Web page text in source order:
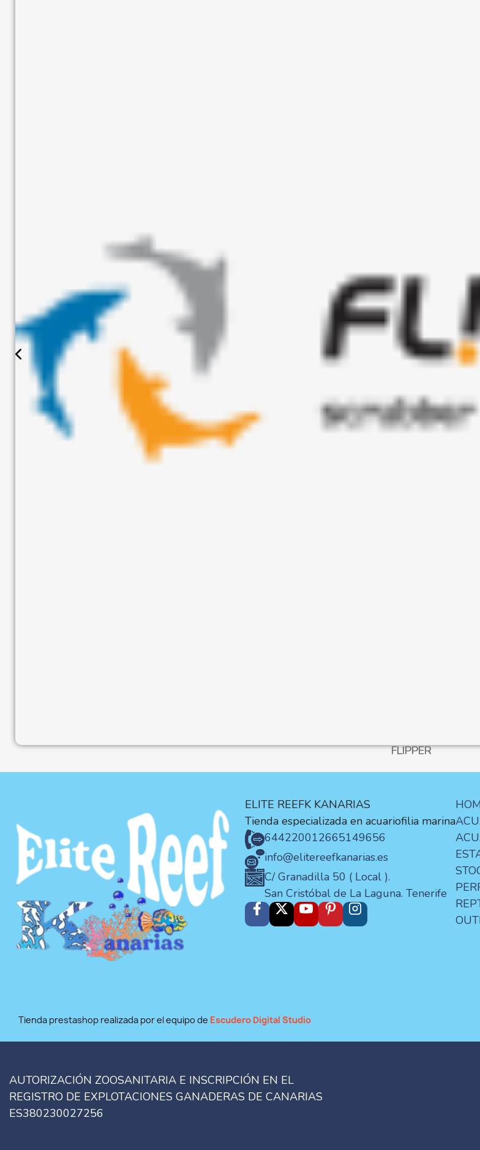
FLIPPER
ELITE REEFK KANARIAS
Tienda especializada en acuariofilia marina
644220012665149656
info@elitereefkanarias.es
C/ Granadilla 50 ( Local ).
San Cristóbal de La Laguna. Tenerife
Tienda prestashop realizada por el equipo de Escudero Digital Studio
AUTORIZACIÓN ZOOSANITARIA E INSCRIPCIÓN EN EL
REGISTRO DE EXPLOTACIONES GANADERAS DE CANARIAS
ES380230027256